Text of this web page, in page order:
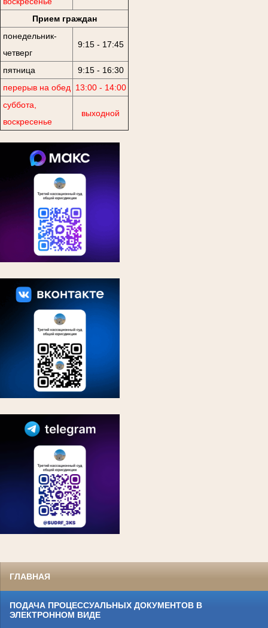
Прием граждан
понедельник-
четверг
9:15 - 17:45
пятница
9:15 - 16:30
перерыв на обед
13:00 - 14:00
суббота,
воскресенье
выходной
ГЛАВНАЯ
ПОДАЧА ПРОЦЕССУАЛЬНЫХ ДОКУМЕНТОВ В
ЭЛЕКТРОННОМ ВИДЕ